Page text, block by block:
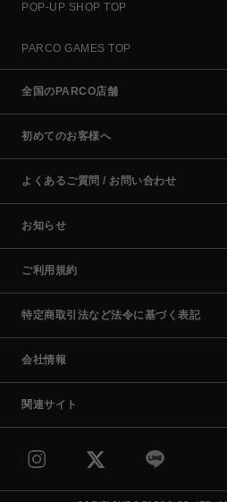
POP-UP SHOP TOP
PARCO GAMES TOP
全国のPARCO店舗
初めてのお客様へ
よくあるご質問 / お問い合わせ
お知らせ
ご利用規約
特定商取引法など法令に基づく表記
会社情報
関連サイト